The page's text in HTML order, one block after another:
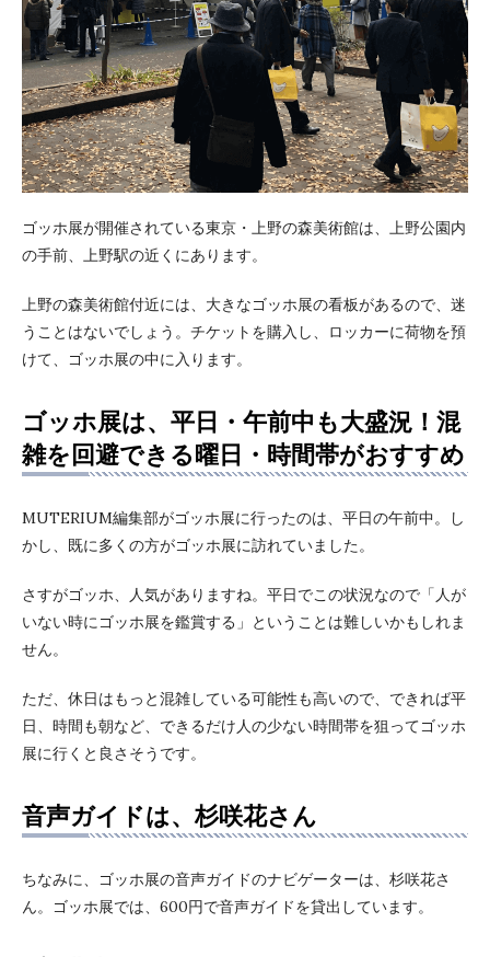
ゴッホ展が開催されている東京・上野の森美術館は、上野公園内
の手前、上野駅の近くにあります。
上野の森美術館付近には、大きなゴッホ展の看板があるので、迷
うことはないでしょう。チケットを購入し、ロッカーに荷物を預
けて、ゴッホ展の中に入ります。
ゴッホ展は、平日・午前中も大盛況！混
雑を回避できる曜日・時間帯がおすすめ
MUTERIUM編集部がゴッホ展に行ったのは、平日の午前中。し
かし、既に多くの方がゴッホ展に訪れていました。
さすがゴッホ、人気がありますね。平日でこの状況なので「人が
いない時にゴッホ展を鑑賞する」ということは難しいかもしれま
せん。
ただ、休日はもっと混雑している可能性も高いので、できれば平
日、時間も朝など、できるだけ人の少ない時間帯を狙ってゴッホ
展に行くと良さそうです。
音声ガイドは、杉咲花さん
ちなみに、ゴッホ展の音声ガイドのナビゲーターは、杉咲花さ
ん。ゴッホ展では、600円で音声ガイドを貸出しています。